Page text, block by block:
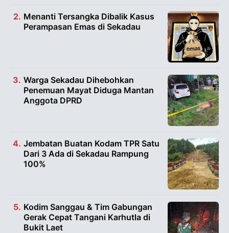
Menanti Tersangka Dibalik Kasus
Perampasan Emas di Sekadau
Warga Sekadau Dihebohkan
Penemuan Mayat Diduga Mantan
Anggota DPRD
Jembatan Buatan Kodam TPR Satu
Dari 3 Ada di Sekadau Rampung
100%
Kodim Sanggau & Tim Gabungan
Gerak Cepat Tangani Karhutla di
Bukit Laet